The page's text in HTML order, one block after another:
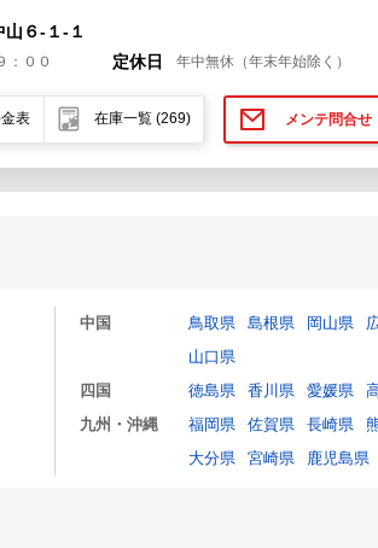
６-１-１
：００ 定休日 年中無休（年末年始除く）
メンテ問合せ
表 在庫一覧 (269)
中国 鳥取県 島根県 岡山県
山口県
四国
徳島県 香川県 愛媛県
九州・沖縄
福岡県 佐賀県 長崎県
大分県
宮崎県 鹿児島県